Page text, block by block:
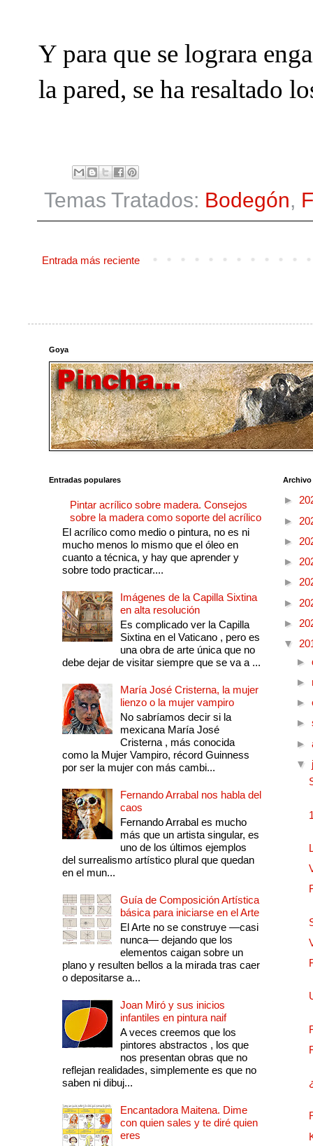
Y para que se lograra
la pared, se ha resaltado
Temas Tratados: Bodegón,
Entrada más reciente
Goya
Entradas populares
Pintar acrílico sobre madera. Consejos
sobre la madera como soporte del acrílico
El acrílico como medio o pintura, no es ni
mucho menos lo mismo que el óleo en
cuanto a técnica, y hay que aprender y
sobre todo practicar....
Imágenes de la Capilla Sixtina
en alta resolución
Es complicado ver la Capilla
Sixtina en el Vaticano , pero es
una obra de arte única que no
debe dejar de visitar siempre que se va a ...
María José Cristerna, la mujer
lienzo o la mujer vampiro
No sabríamos decir si la
mexicana María José
Cristerna , más conocida
como la Mujer Vampiro, récord Guinness
por ser la mujer con más cambi...
Fernando Arrabal nos habla del
caos
Fernando Arrabal es mucho
más que un artista singular, es
uno de los últimos ejemplos
del surrealismo artístico plural que quedan
en el mun...
Guía de Composición Artística
básica para iniciarse en el Arte
El Arte no se construye —casi
nunca— dejando que los
elementos caigan sobre un
plano y resulten bellos a la mirada tras caer
o depositarse a...
Joan Miró y sus inicios
infantiles en pintura naif
A veces creemos que los
pintores abstractos , los que
nos presentan obras que no
reflejan realidades, simplemente es que no
saben ni dibuj...
Encantadora Maitena. Dime
con quien sales y te diré quien
eres
►
►
►
►
►
►
►
▼
►
►
►
►
►
▼